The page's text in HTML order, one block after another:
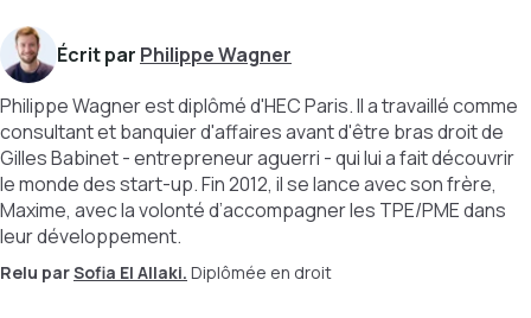
Écrit par Philippe Wagner
Philippe Wagner est diplômé d'HEC Paris. Il a travaillé comme
consultant et banquier d'affaires avant d'être bras droit de
Gilles Babinet - entrepreneur aguerri - qui lui a fait découvrir
le monde des start-up. Fin 2012, il se lance avec son frère,
Maxime, avec la volonté d’accompagner les TPE/PME dans
leur développement.
Relu parSofia El Allaki. Diplômée en droit